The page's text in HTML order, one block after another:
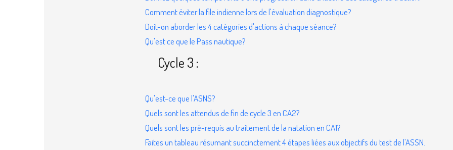
Comment éviter la file indienne lors de l'évaluation diagnostique?
Doit-on aborder les 4 catégories d'actions à chaque séance?
Qu'est ce que le Pass nautique?
Cycle 3 :
Qu'est-ce que l'ASNS?
Quels sont les attendus de fin de cycle 3 en CA2?
Quels sont les pré-requis au traitement de la natation en CA1?
Faites un tableau résumant succinctement 4 étapes liées aux objectifs du test de l'ASSN.